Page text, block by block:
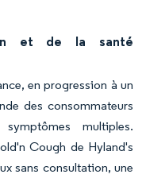
et de la santé
en progression à un
des consommateurs
multiples.
Cough de Hyland's
sans consultation, une